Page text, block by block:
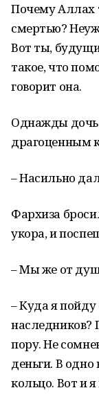
Почему Аллах
смертью?
Вот ты,
такое, что
говорит она.
Однажды дочь
драгоценным
– Насильно
Фархиза
укора, и
– Мы же от
– Куда я пойду
наследников?
пору. Не
деньги. В
кольцо. Вот и